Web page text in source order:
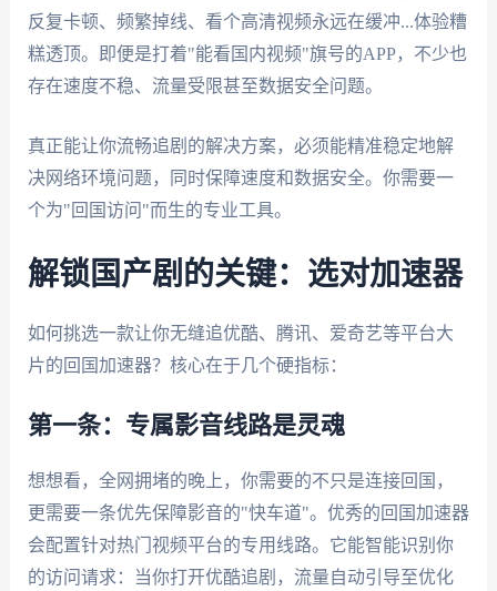
反复卡顿、频繁掉线、看个高清视频永远在缓冲...体验糟
糕透顶。即便是打着"能看国内视频"旗号的APP，不少也
存在速度不稳、流量受限甚至数据安全问题。
真正能让你流畅追剧的解决方案，必须能精准稳定地解
决网络环境问题，同时保障速度和数据安全。你需要一
个为"回国访问"而生的专业工具。
解锁国产剧的关键：选对加速器
如何挑选一款让你无缝追优酷、腾讯、爱奇艺等平台大
片的回国加速器？核心在于几个硬指标：
第一条：专属影音线路是灵魂
想想看，全网拥堵的晚上，你需要的不只是连接回国，
更需要一条优先保障影音的"快车道"。优秀的回国加速器
会配置针对热门视频平台的专用线路。它能智能识别你
的访问请求：当你打开优酷追剧，流量自动引导至优化